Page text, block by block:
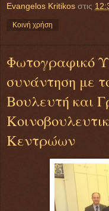
Evangelos Kritikos στις
Κοινή χρήση
Φωτογραφικό
συνάντηση με
Βουλευτή και
Κεντρώων